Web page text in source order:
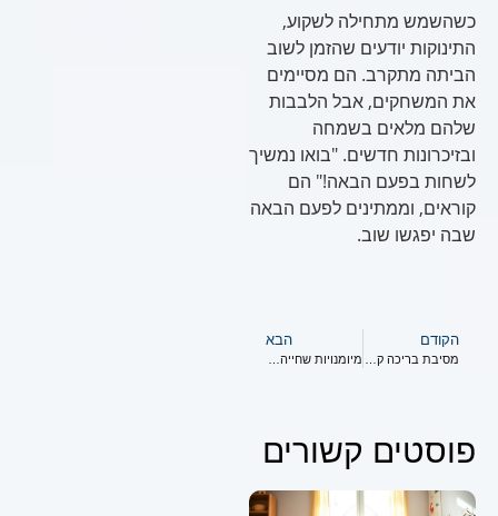
כשהשמש מתחילה לשקוע,
התינוקות יודעים שהזמן לשוב
הביתה מתקרב. הם מסיימים
את המשחקים, אבל הלבבות
שלהם מלאים בשמחה
ובזיכרונות חדשים. "בואו נמשיך
לשחות בפעם הבאה!" הם
קוראים, וממתינים לפעם הבאה
שבה יפגשו שוב.
הקודם
מסיבת בריכה קיץ – ללמוד לשחות וכיף בחצר האחורית
הבא
מיומנויות שחייה לילדים בני 3
פוסטים קשורים